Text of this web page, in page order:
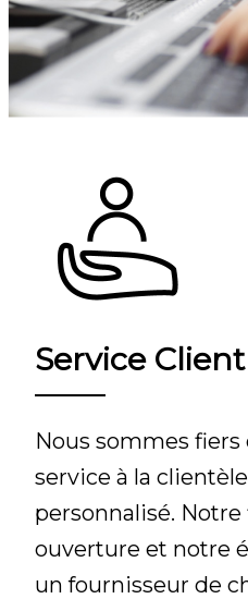
Service
Nous sommes
service à la
personnalisé.
ouverture et notre
un fournisseur de